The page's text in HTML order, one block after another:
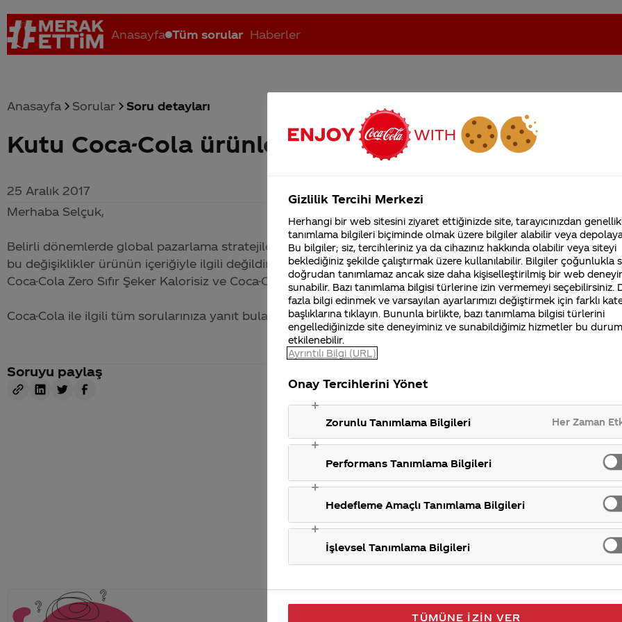
Anasayfa Tüm sorular Haberler
Coca-Cola nerenin malı? Coca cola İsrail malı mı Yani ... Coca-Cola'nın Filistin'de fabr... Coca-Cola’yı kim buldu?
Anasayfa Sorular Soru detayları
Kutu Coca-Cola ürünlerin tasarımı neden değişti?
25 Aralık 2017
Merhaba Selçuk,
Belirli dönemlerde global pazarlama stratejilerimiz kapsamında ambalaj üzerinde değişikliler yapmaktayız
bu değişiklikler ürünün içeriğiyle ilgili değildir. Yeni ambalajlarımızda ürün çeşitlerimiziCoca-ColaOrijinal
Coca-Cola Zero Sıfır Şeker Kalorisiz ve Coca-Cola Light Şekersiz Kalorisiz olarak adlandırmaktayız.
Coca-Cola ile ilgili tüm sorularınıza yanıt bulabileceğiniz Merak Ettim sitemizi ziyaret ettiğiniz için teşekkür
Soruyu paylaş
Coca-Cola Şirketi
merak ettikleriniz.
Fabrikalarımız,
sertifikalarımız, faaliyet
gösterdiğimiz ülkeler,
tarihçemiz ve daha
Gizlilik Tercihi Merkezi
Herhangi bir web sitesini ziyaret ettiğinizde site, tarayıcınızdan
tanımlama bilgileri biçiminde olmak üzere bilgiler alabilir veya
Bu bilgiler; siz, tercihleriniz ya da cihazınız hakkında olabilir veya siteyi
beklediğiniz şekilde çalıştırmak üzere kullanılabilir. Bilgiler çoğunlukla
doğrudan tanımlamaz ancak size daha kişiselleştirilmiş bir web
sunabilir. Bazı tanımlama bilgisi türlerine izin vermemeyi seçebilirsiniz.
fazla bilgi edinmek ve varsayılan ayarlarımızı değiştirmek için farklı
başlıklarına tıklayın. Bununla birlikte, bazı tanımlama bilgisi türlerini
engellediğinizde site deneyiminiz ve sunabildiğimiz hizmetler bu
etkilenebilir.
Ayrıntılı Bilgi (URL)
Onay Tercihlerini Yönet
Zorunlu Tanımlama Bilgileri Her Zaman
Performans Tanımlama Bilgileri
Hedefleme Amaçlı Tanımlama Bilgileri
İşlevsel Tanımlama Bilgileri
TÜMÜNE İZIN VER